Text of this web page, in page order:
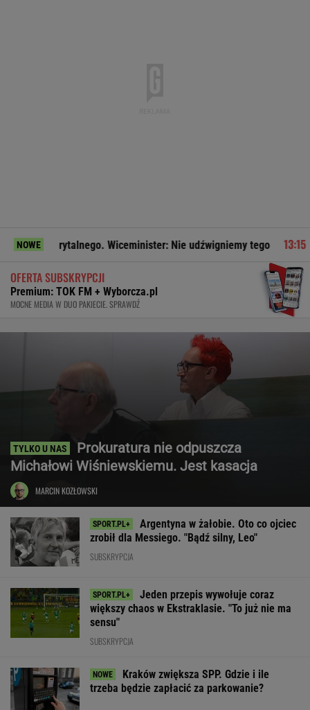
NOWE Wiceminister: Nie udźwigniemy tego 625 gmin
OFERTA SUBSKRYPCJI
Premium: TOK FM + Wyborcza.pl
MOCNE MEDIA W DUO PAKIECIE. SPRAWDŹ
Prokuratura nie odpuszcza
Michałowi Wiśniewskiemu. Jest kasacja
MARCIN KOZŁOWSKI
Argentyna w żałobie. Oto co ojciec
zrobił dla Messiego. "Bądź silny, Leo"
SUBSKRYPCJA
Jeden przepis wywołuje coraz
większy chaos w Ekstraklasie. "To już nie ma
sensu"
SUBSKRYPCJA
Kraków zwiększa SPP. Gdzie i ile
trzeba będzie zapłacić za parkowanie?